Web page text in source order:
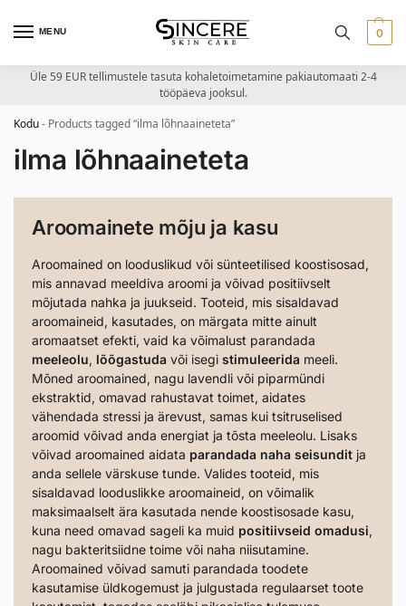
MENU 0
Üle 59 EUR tellimustele tasuta kohaletoimetamine pakiautomaati 2-4
tööpäeva jooksul.
Kodu- Products tagged “ilma lõhnaaineteta”
ilma lõhnaaineteta
Aroomainete mõju ja kasu
Aroomained on looduslikud või sünteetilised koostisosad,
mis annavad meeldiva aroomi ja võivad positiivselt
mõjutada nahka ja juukseid. Tooteid, mis sisaldavad
aroomaineid, kasutades, on märgata mitte ainult
aromaatset efekti, vaid ka võimalust parandada
meeleolu, lõõgastuda või isegi stimuleerida meeli.
Mõned aroomained, nagu lavendli või piparmündi
ekstraktid, omavad rahustavat toimet, aidates
vähendada stressi ja ärevust, samas kui tsitruselised
aroomid võivad anda energiat ja tõsta meeleolu. Lisaks
võivad aroomained aidata parandada naha seisundit ja
anda sellele värskuse tunde. Valides tooteid, mis
sisaldavad looduslikke aroomaineid, on võimalik
maksimaalselt ära kasutada nende koostisosade kasu,
kuna need omavad sageli ka muid positiivseid omadusi,
nagu bakteritsiidne toime või naha niisutamine.
Aroomained võivad samuti parandada toodete
kasutamise üldkogemust ja julgustada regulaarset toote